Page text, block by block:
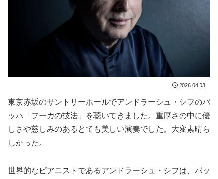
2026.04.03
東京赤坂のサントリーホールでアンドラーシュ・シフのバ
ッハ「フーガの技法」を聴いてきました。重厚さの中に優
しさや慈しみのあるとても美しい演奏でした。大変素晴ら
しかった。
世界的なピアニストであるアンドラーシュ・シフは、バッ